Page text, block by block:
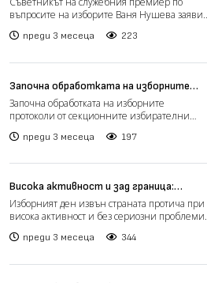
машинното гласуване (видео)
въпросите на изборите Ваня Нушева заяви,
преди 3 месеца 223
Започна обработката на изборните
протоколи в страната
Започна обработката на изборните
протоколи от секционните избирателни
преди 3 месеца 197
Висока активност и зад граница:
българите гласуват масово (видео)
Изборният ден извън страната протича при
висока активност и без сериозни проблеми,
преди 3 месеца 344